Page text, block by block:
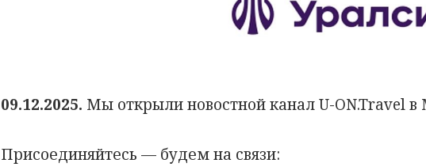
09.12.2025. Мы открыли новостной канал U-ON.Travel в
Присоединяйтесь — будем на связи: